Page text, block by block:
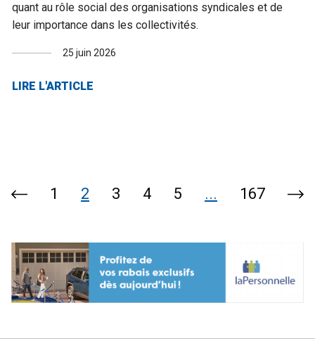
quant au rôle social des organisations syndicales et de
leur importance dans les collectivités.
25 juin 2026
LIRE L'ARTICLE
Page
1 2 3 4 5 ... 167